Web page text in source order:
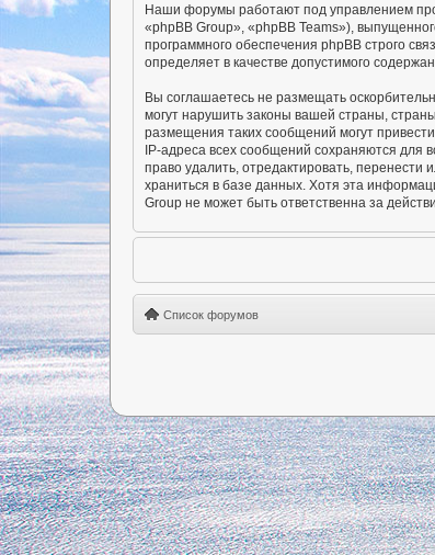
Наши форумы работают под управлением
«phpBB Group», «phpBB Teams»),
программного обеспечения phpBB строго
определяет в качестве допустимого
Вы соглашаетесь не размещать
могут нарушить законы вашей страны,
размещения таких сообщений могут
IP-адреса всех сообщений сохраняются для
право удалить, отредактировать,
храниться в базе данных. Хотя эта
Group не может быть ответственна за
Список форумов